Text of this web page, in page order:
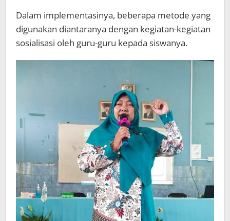
Dalam implementasinya, beberapa metode yang
digunakan diantaranya dengan kegiatan-kegiatan
sosialisasi oleh guru-guru kepada siswanya.